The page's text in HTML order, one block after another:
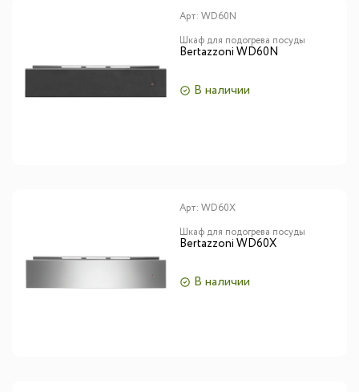
Арт: WD60N
Шкаф для подогрева посуды
Bertazzoni WD60N
В наличии
Арт: WD60X
Шкаф для подогрева посуды
Bertazzoni WD60X
В наличии